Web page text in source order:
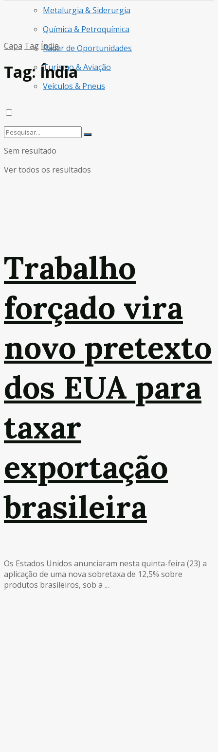
Metalurgia & Siderurgia
Química & Petroquímica
Radar de Oportunidades
Turismo & Aviação
Veículos & Pneus
Sem resultado
Ver todos os resultados
Capa Tag Índia
Tag:Índia
Trabalho
forçado vira
novo pretexto
dos EUA para
taxar
exportação
brasileira
Os Estados Unidos anunciaram nesta quinta-feira (23) a
aplicação de uma nova sobretaxa de 12,5% sobre
produtos brasileiros, sob a ...